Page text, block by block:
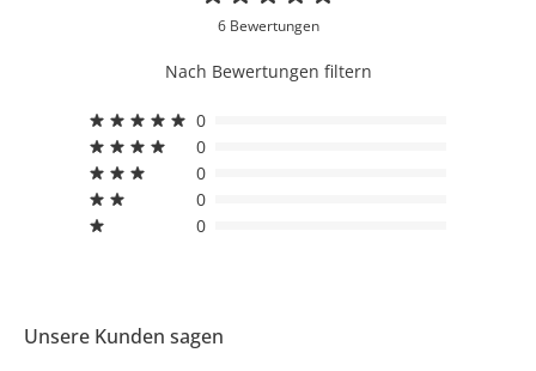
6 Bewertungen
Nach Bewertungen filtern
0
0
0
0
0
Unsere Kunden sagen